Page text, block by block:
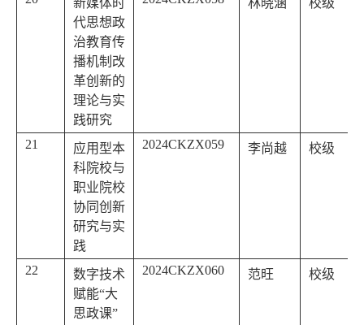
新媒体时
代思想政
治教育传
播机制改
革创新的
理论与实
践研究
林晓涵 校级
21
应用型本
科院校与
职业院校
协同创新
研究与实
践
2024CKZX059 李尚越 校级
22
数字技术
赋能“大
思政课”
2024CKZX060 范旺 校级